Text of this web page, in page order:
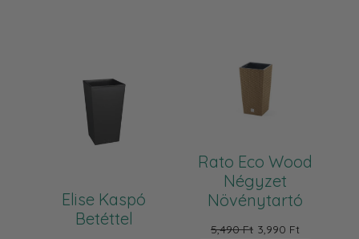
Elise Kaspó
Betéttel
Rato Eco Wood
Négyzet
Növénytartó
5,490 Ft 3,990 Ft